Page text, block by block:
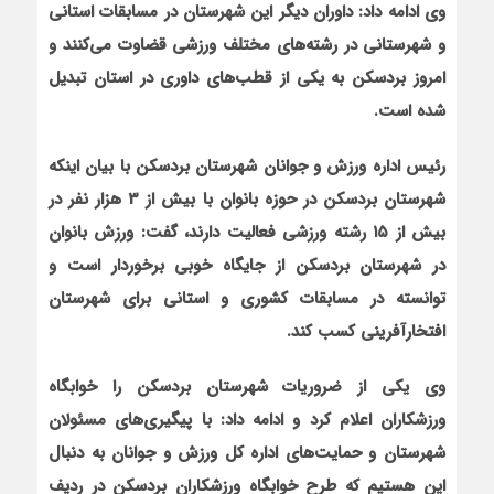
وی ادامه داد: داوران دیگر این شهرستان در مسابقات استانی
و شهرستانی در رشته‌های مختلف ورزشی قضاوت می‌کنند و
امروز بردسکن به یکی از قطب‌های داوری در استان تبدیل
شده است.
رئیس اداره ورزش و جوانان شهرستان بردسکن با بیان اینکه
شهرستان بردسکن در حوزه بانوان با بیش از 3 هزار نفر در
بیش از ۱۵ رشته ورزشی فعالیت دارند، گفت: ورزش بانوان
در شهرستان بردسکن از جایگاه خوبی برخوردار است و
توانسته‌ در مسابقات کشوری و استانی برای شهرستان
افتخارآفرینی کسب کند.
وی یکی از ضروریات شهرستان بردسکن را خوابگاه
ورزشکاران اعلام کرد و ادامه داد: با پیگیری‌های مسئولان
شهرستان و حمایت‌های اداره کل ورزش و جوانان به دنبال
این هستیم که طرح خوابگاه ورزشکاران بردسکن در ردیف